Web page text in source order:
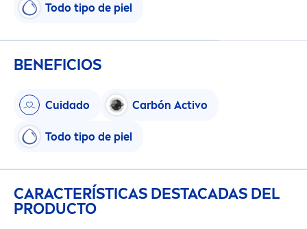
Todo tipo de piel
BENEFICIOS
Cuidado Carbón Activo
Todo tipo de piel
CARACTERÍSTICAS DESTACADAS DEL
PRODUCTO